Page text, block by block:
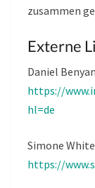
zusammen
Externe
Daniel
https://
hl=de
Simone
https://